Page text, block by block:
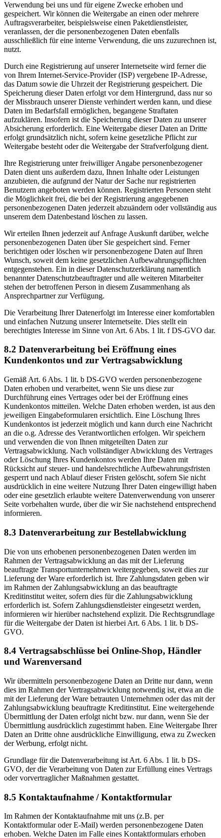
Verwendung bei uns und für eigene Zwecke erhoben und
gespeichert. Wir können die Weitergabe an einen oder mehrere
Auftragsverarbeiter, beispielsweise einen Paketdienstleister,
veranlassen, der die personenbezogenen Daten ebenfalls
ausschließlich für eine interne Verwendung, die uns zuzurechnen ist,
nutzt.
Durch eine Registrierung auf unserer Internetseite wird ferner die
von Ihrem Internet-Service-Provider (ISP) vergebene IP-Adresse,
das Datum sowie die Uhrzeit der Registrierung gespeichert. Die
Speicherung dieser Daten erfolgt vor dem Hintergrund, dass nur so
der Missbrauch unserer Dienste verhindert werden kann, und diese
Daten im Bedarfsfall ermöglichen, begangene Straftaten
aufzuklären. Insofern ist die Speicherung dieser Daten zu unserer
Absicherung erforderlich. Eine Weitergabe dieser Daten an Dritte
erfolgt grundsätzlich nicht, sofern keine gesetzliche Pflicht zur
Weitergabe besteht oder die Weitergabe der Strafverfolgung dient.
Ihre Registrierung unter freiwilliger Angabe personenbezogener
Daten dient uns außerdem dazu, Ihnen Inhalte oder Leistungen
anzubieten, die aufgrund der Natur der Sache nur registrierten
Benutzern angeboten werden können. Registrierten Personen steht
die Möglichkeit frei, die bei der Registrierung angegebenen
personenbezogenen Daten jederzeit abzuändern oder vollständig aus
unserem dem Datenbestand löschen zu lassen.
Wir erteilen Ihnen jederzeit auf Anfrage Auskunft darüber, welche
personenbezogenen Daten über Sie gespeichert sind. Ferner
berichtigen oder löschen wir personenbezogene Daten auf Ihren
Wunsch, soweit dem keine gesetzlichen Aufbewahrungspflichten
entgegenstehen. Ein in dieser Datenschutzerklärung namentlich
benannter Datenschutzbeauftragter und alle weiteren Mitarbeiter
stehen der betroffenen Person in diesem Zusammenhang als
Ansprechpartner zur Verfügung.
Die Verarbeitung Ihrer Datenerfolgt im Interesse einer komfortablen
und einfachen Nutzung unserer Internetseite. Dies stellt ein
berechtigtes Interesse im Sinne von Art. 6 Abs. 1 lit. f DS-GVO dar.
8.2 Datenverarbeitung bei Eröffnung eines
Kundenkontos und zur Vertragsabwicklung
Gemäß Art. 6 Abs. 1 lit. b DS-GVO werden personenbezogene
Daten erhoben und verarbeitet, wenn Sie uns diese zur
Durchführung eines Vertrages oder bei der Eröffnung eines
Kundenkontos mitteilen. Welche Daten erhoben werden, ist aus den
jeweiligen Eingabeformularen ersichtlich. Eine Löschung Ihres
Kundenkontos ist jederzeit möglich und kann durch eine Nachricht
an die o.g. Adresse des Verantwortlichen erfolgen. Wir speichern
und verwenden die von Ihnen mitgeteilten Daten zur
Vertragsabwicklung. Nach vollständiger Abwicklung des Vertrages
oder Löschung Ihres Kundenkontos werden Ihre Daten mit
Rücksicht auf steuer- und handelsrechtliche Aufbewahrungsfristen
gesperrt und nach Ablauf dieser Fristen gelöscht, sofern Sie nicht
ausdrücklich in eine weitere Nutzung Ihrer Daten eingewilligt haben
oder eine gesetzlich erlaubte weitere Datenverwendung von unserer
Seite vorbehalten wurde, über die wir Sie nachstehend entsprechend
informieren.
8.3 Datenverarbeitung zur Bestellabwicklung
Die von uns erhobenen personenbezogenen Daten werden im
Rahmen der Vertragsabwicklung an das mit der Lieferung
beauftragte Transportunternehmen weitergegeben, soweit dies zur
Lieferung der Ware erforderlich ist. Ihre Zahlungsdaten geben wir
im Rahmen der Zahlungsabwicklung an das beauftragte
Kreditinstitut weiter, sofern dies für die Zahlungsabwicklung
erforderlich ist. Sofern Zahlungsdienstleister eingesetzt werden,
informieren wir hierüber nachstehend explizit. Die Rechtsgrundlage
für die Weitergabe der Daten ist hierbei Art. 6 Abs. 1 lit. b DS-
GVO.
8.4 Vertragsabschlüsse bei Online-Shop, Händler
und Warenversand
Wir übermitteln personenbezogene Daten an Dritte nur dann, wenn
dies im Rahmen der Vertragsabwicklung notwendig ist, etwa an die
mit der Lieferung der Ware betrauten Unternehmen oder das mit der
Zahlungsabwicklung beauftragte Kreditinstitut. Eine weitergehende
Übermittlung der Daten erfolgt nicht bzw. nur dann, wenn Sie der
Übermittlung ausdrücklich zugestimmt haben. Eine Weitergabe Ihrer
Daten an Dritte ohne ausdrückliche Einwilligung, etwa zu Zwecken
der Werbung, erfolgt nicht.
Grundlage für die Datenverarbeitung ist Art. 6 Abs. 1 lit. b DS-
GVO, der die Verarbeitung von Daten zur Erfüllung eines Vertrags
oder vorvertraglicher Maßnahmen gestattet.
8.5 Kontaktaufnahme / Kontaktformular
Im Rahmen der Kontaktaufnahme mit uns (z.B. per
Kontaktformular oder E-Mail) werden personenbezogene Daten
erhoben. Welche Daten im Falle eines Kontaktformulars erhoben